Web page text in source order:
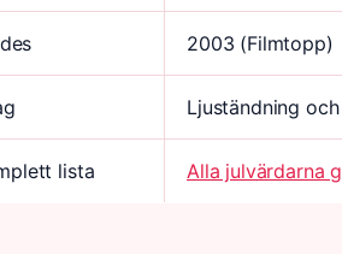
2003 (Filmtopp)
Ljuständning
lista Alla julvärdarna